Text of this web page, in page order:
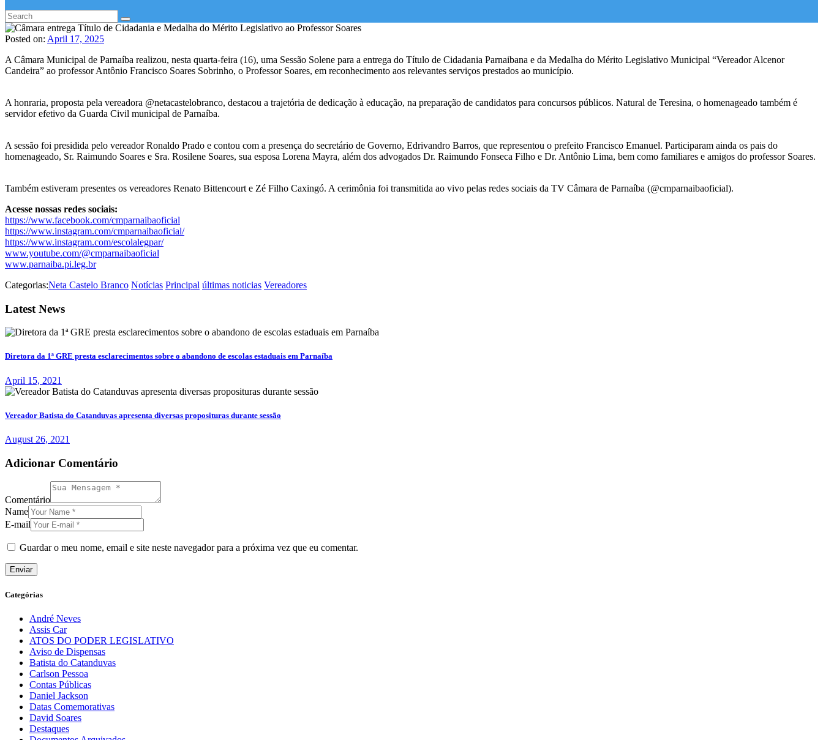
Posted on: April 17, 2025
A Câmara Municipal de Parnaíba realizou, nesta quarta-feira (16), uma Sessão Solene para a entrega do Título de Cidadania Parnaibana e da Medalha do Mérito Legislativo Municipal “Vereador Alcenor
Candeira” ao professor Antônio Francisco Soares Sobrinho, o Professor Soares, em reconhecimento aos relevantes serviços prestados ao município.
A honraria, proposta pela vereadora @netacastelobranco, destacou a trajetória de dedicação à educação, na preparação de candidatos para concursos públicos. Natural de Teresina, o homenageado também é
servidor efetivo da Guarda Civil municipal de Parnaíba.
A sessão foi presidida pelo vereador Ronaldo Prado e contou com a presença do secretário de Governo, Edrivandro Barros, que representou o prefeito Francisco Emanuel. Participaram ainda os pais do
homenageado, Sr. Raimundo Soares e Sra. Rosilene Soares, sua esposa Lorena Mayra, além dos advogados Dr. Raimundo Fonseca Filho e Dr. Antônio Lima, bem como familiares e amigos do professor Soares.
Também estiveram presentes os vereadores Renato Bittencourt e Zé Filho Caxingó. A cerimônia foi transmitida ao vivo pelas redes sociais da TV Câmara de Parnaíba (@cmparnaibaoficial).
Acesse nossas redes sociais:
https://www.facebook.com/cmparnaibaoficial
https://www.instagram.com/cmparnaibaoficial/
https://www.instagram.com/escolalegpar/
www.youtube.com/@cmparnaibaoficial
www.parnaiba.pi.leg.br
Categorias:Neta Castelo Branco Notícias Principal últimas noticias Vereadores
Latest News
Diretora da 1ª GRE presta esclarecimentos sobre o abandono de escolas estaduais em Parnaíba
April 15, 2021
Vereador Batista do Catanduvas apresenta diversas proposituras durante sessão
August 26, 2021
Adicionar Comentário
Comentário
Name
E-mail
Guardar o meu nome, email e site neste navegador para a próxima vez que eu comentar.
Categórias
André Neves
Assis Car
ATOS DO PODER LEGISLATIVO
Aviso de Dispensas
Batista do Catanduvas
Carlson Pessoa
Contas Públicas
Daniel Jackson
Datas Comemorativas
David Soares
Destaques